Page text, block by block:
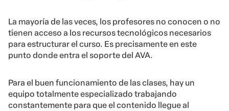
La mayoría de las veces, los profesores no conocen o no
tienen acceso a los recursos tecnológicos necesarios
para estructurar el curso. Es precisamente en este
punto donde entra el soporte del AVA.
Para el buen funcionamiento de las clases, hay un
equipo totalmente especializado trabajando
constantemente para que el contenido llegue al